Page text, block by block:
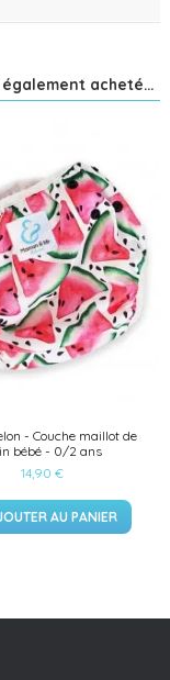
acheté...
- Couche maillot de
bébé - 0/2 ans
14,90 €
AU PANIER